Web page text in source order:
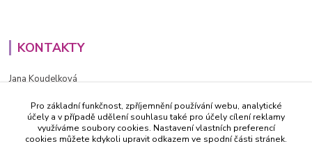
KONTAKTY
Jana Koudelková
PO - PÁ (8-16h)
info@decida.cz
Pro základní funkčnost, zpříjemnění používání webu, analytické
účely a v případě udělení souhlasu také pro účely cílení reklamy
využíváme soubory cookies. Nastavení vlastních preferencí
cookies můžete kdykoli upravit odkazem ve spodní části stránek.